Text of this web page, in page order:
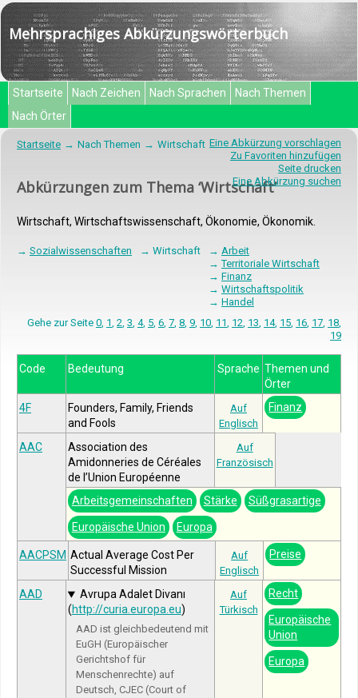
Mehrsprachiges Abkürzungswörterbuch
Startseite Nach Zeichen Nach Sprachen
Nach Themen
Nach Örter
Eine Abkürzung vorschlagen
Zu Favoriten hinzufügen
Seite drucken
Eine Abkürzung suchen
Startseite Nach Themen Wirtschaft
Abkürzungen zum Thema ‘Wirtschaft’
Wirtschaft, Wirtschaftswissenschaft, Ökonomie, Ökonomik.
→ Sozialwissenschaften → Wirtschaft → Arbeit
→Territoriale Wirtschaft
→ Finanz
→ Wirtschaftspolitik
→ Handel
Gehe zur Seite 0, 1, 2, 3, 4, 5, 6, 7, 8, 9, 10, 11, 12, 13, 14, 15, 16, 17, 18,
19
Code Bedeutung Sprache Themen und
Örter
4F
Founders, Family, Friends
and Fools
Auf
Englisch
Finanz
AAC
Association des
Amidonneries de Céréales
de l’Union Européenne
Auf
Französisch
Arbeitsgemeinschaften Stärke Süßgrasartige
Europäische Union Europa
AACPSM Actual Average Cost Per
Successful Mission
Auf
Englisch
Preise
AAD
Avrupa Adalet Divanı
(http://curia.europa.eu)
AAD ist gleichbedeutend mit
EuGH (Europäischer
Gerichtshof für
Menschenrechte) auf
Deutsch, CJEC (Court of
Auf
Türkisch
Recht
Europäische
Union
Europa